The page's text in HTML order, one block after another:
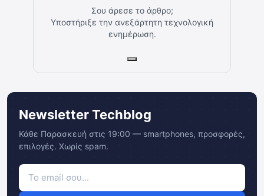
Σου άρεσε το άρθρο;
Υποστήριξε την ανεξάρτητη τεχνολογική
ενημέρωση.
Newsletter Techblog
Κάθε Παρασκευή στις 19:00 — smartphones, προσφορές,
επιλογές. Χωρίς spam.